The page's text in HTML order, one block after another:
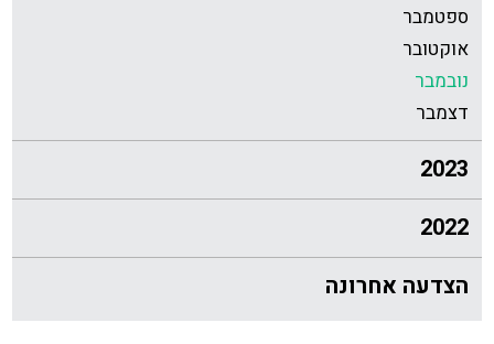
ספטמבר
אוקטובר
נובמבר
דצמבר
2023
2022
הצדעה אחרונה